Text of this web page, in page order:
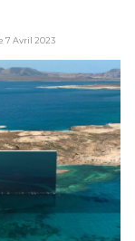
7 Avril 2023